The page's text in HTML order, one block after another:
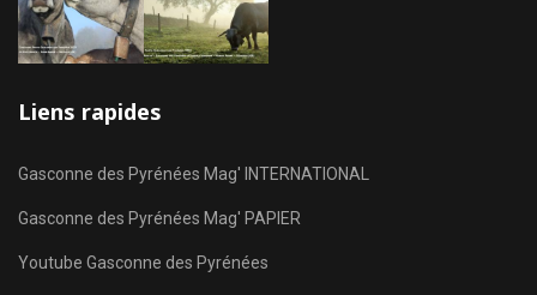
Liens rapides
Gasconne des Pyrénées Mag' INTERNATIONAL
Gasconne des Pyrénées Mag' PAPIER
Youtube Gasconne des Pyrénées